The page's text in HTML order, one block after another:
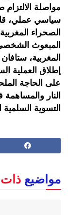
مواصلة
سياسي عملي،
الصحراء
المبعوث الشخصي
المغربية،
إطلاق العملية
على الحاجة
النار
التسوية
مواضيع